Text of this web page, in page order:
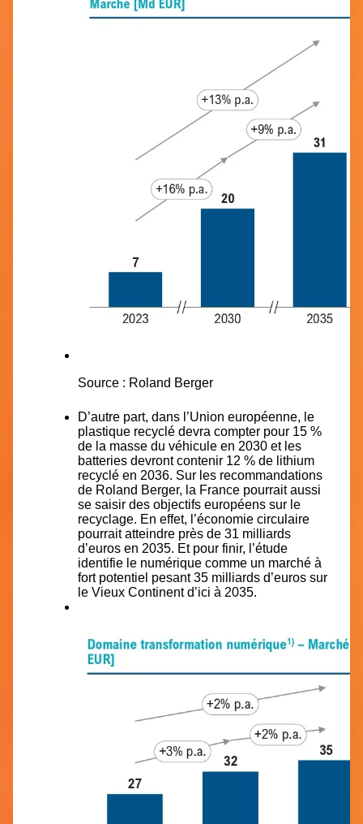
Source : Roland Berger
D’autre part, dans l’Union européenne, le
plastique recyclé devra compter pour 15 %
de la masse du véhicule en 2030 et les
batteries devront contenir 12 % de lithium
recyclé en 2036. Sur les recommandations
de Roland Berger, la France pourrait aussi
se saisir des objectifs européens sur le
recyclage. En effet, l’économie circulaire
pourrait atteindre près de 31 milliards
d’euros en 2035. Et pour finir, l’étude
identifie le numérique comme un marché à
fort potentiel pesant 35 milliards d’euros sur
le Vieux Continent d’ici à 2035.